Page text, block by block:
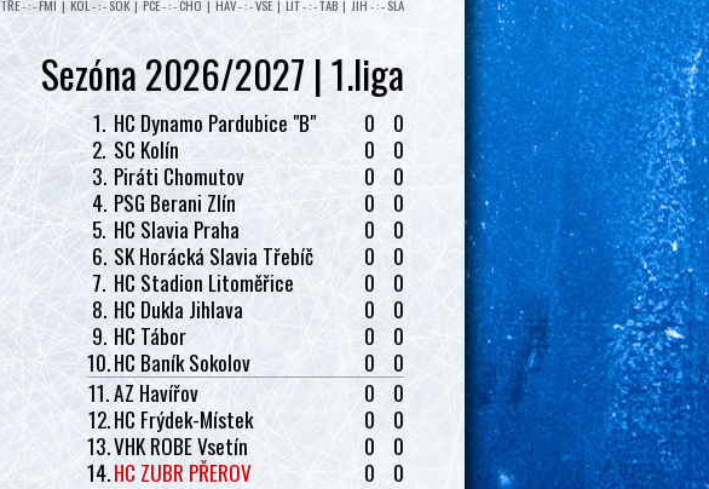
TŘE - : - FMI | KOL - : - SOK | PCE - : - CHO | HAV - : - VSE | LIT - : - TAB | JIH - : - SLA
Sezóna 2026/2027 | 1.liga
1. HC Dynamo Pardubice "B" 0
0
2. SC Kolín 0
0
3. Piráti Chomutov 0
0
4. PSG Berani Zlín 0
0
5. HC Slavia Praha 0
0
6. SK Horácká Slavia Třebíč 0
0
7. HC Stadion Litoměřice 0
0
8. HC Dukla Jihlava 0
0
9. HC Tábor 0
0
10.HC Baník Sokolov 0
0
11.AZ Havířov 0
0
12.HC Frýdek-Místek 0
0
13.VHK ROBE Vsetín 0
0
14.HC ZUBR PŘEROV 0 0